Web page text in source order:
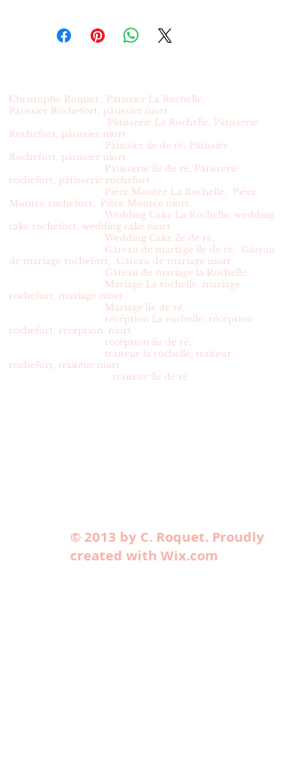
Christophe Roquet , Pâtissier La Rochelle,
Pâtissier Rochefort, pâtissier niort
Pâtisserie La Rochelle, Pâtisserie
Rochefort, pâtissier niort
Pâtissier île de ré, Pâtissier
Rochefort, pâtissier niort
Pâtisserie ile de ré, Pâtisserie
rochefort, pâtisserie rochefort
Pièce Montée La Rochelle, Pièce
Montée rochefort, Pièce Montée niort
Wedding Cake La Rochelle, wedding
cake rochefort, wedding cake niort
Wedding Cake île de ré,
Gâteau de mariage île de ré, Gâteau
de mariage rochefort, Gâteau de mariage niort
Gâteau de mariage la Rochelle,
Mariage La rochelle, mariage
rochefort, mariage niort
Mariage île de ré,
récéption La rochelle, récéption
rochefort, récéption niort
récéption île de ré,
traiteur la rochelle, traiteur
rochefort, traiteur niort
traiteur île de ré
© 2013 by C. Roquet. Proudly
created with Wix.com